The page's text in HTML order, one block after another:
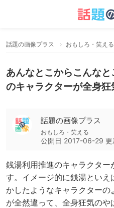
話題の画像プラス おもしろ・笑える
あんなとこからこんな
のキャラクターが全身
話題の画像プラス
おもしろ・笑える
公開日 2017-06-29 更
銭湯利用推進のキャラクター
す。イメージ的に銭湯とい
かしたようなキャラクター
が全然違って、全身狂気の